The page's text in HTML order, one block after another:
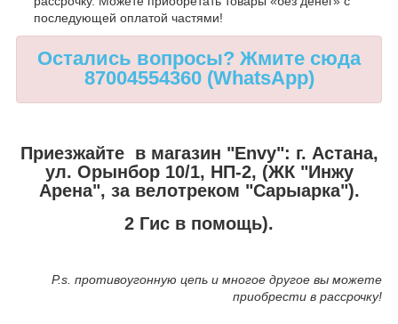
последующей оплатой частями!
Остались вопросы? Жмите сюда
87004554360 (WhatsApp)
Приезжайте в магазин "Envy": г. Астана,
ул. Орынбор 10/1, НП-2, (ЖК "Инжу
Арена", за велотреком "Сарыарка").
2 Гис в помощь).
P.s. противоугонную цепь и многое другое вы можете
приобрести в рассрочку!